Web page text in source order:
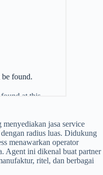
jasa service
radius luas. Didukung
menawarkan operator
Agent ini dikenal buat partner
ritel, dan berbagai